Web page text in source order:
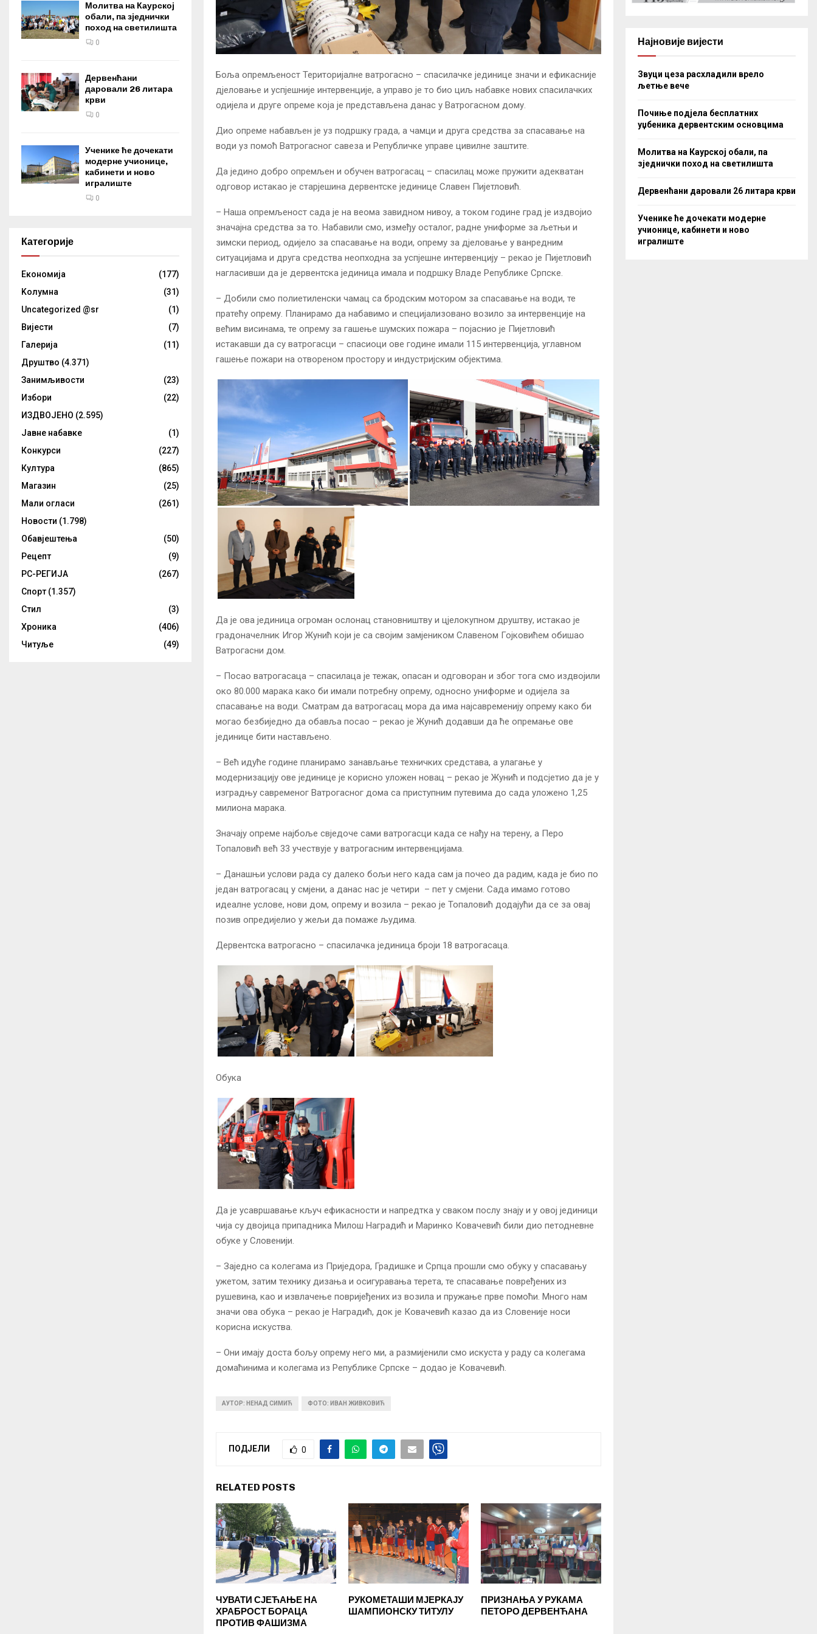
Боља опремљеност Територијалне ватрогасно – спасилачке јединице значи и ефикасније
дјеловање и успјешније интервенције, а управо је то био циљ набавке нових спасилачких
одијела и друге опреме која је представљена данас у Ватрогасном дому.
Дио опреме набављен је уз подршку града, а чамци и друга средства за спасавање на
води уз помоћ Ватрогасног савеза и Републичке управе цивилне заштите.
Да једино добро опремљен и обучен ватрогасац – спасилац може пружити адекватан
одговор истакао је старјешина дервентске јединице Славен Пијетловић.
– Наша опремљеност сада је на веома завидном нивоу, а током године град је издвојио
значајна средства за то. Набавили смо, између осталог, радне униформе за љетњи и
зимски период, одијело за спасавање на води, опрему за дјеловање у ванредним
ситуацијама и друга средства неопходна за успјешне интервенцију – рекао је Пијетловић
нагласивши да је дервентска јединица имала и подршку Владе Републике Српске.
– Добили смо полиетиленски чамац са бродским мотором за спасавање на води, те
пратећу опрему. Планирамо да набавимо и специјализовано возило за интервенције на
већим висинама, те опрему за гашење шумских пожара – појаснио је Пијетловић
истакавши да су ватрогасци – спасиоци ове године имали 115 интервенција, углавном
гашење пожари на отвореном простору и индустријским објектима.
Да је ова јединица огроман ослонац становништву и цјелокупном друштву, истакао је
градоначелник Игор Жунић који је са својим замјеником Славеном Гојковићем обишао
Ватрогасни дом.
– Посао ватрогасаца – спасилаца је тежак, опасан и одговоран и због тога смо издвојили
око 80.000 марака како би имали потребну опрему, односно униформе и одијела за
спасавање на води. Сматрам да ватрогасац мора да има најсавременију опрему како би
могао безбиједно да обавља посао – рекао је Жунић додавши да ће опремање ове
јединице бити настављено.
– Већ идуће године планирамо занављање техничких средстава, а улагање у
модернизацију ове јединице је корисно уложен новац – рекао је Жунић и подсјетио да је у
изградњу савременог Ватрогасног дома са приступним путевима до сада уложено 1,25
милиона марака.
Значају опреме најбоље свједоче сами ватрогасци када се нађу на терену, а Перо
Топаловић већ 33 учествује у ватрогасним интервенцијама.
– Данашњи услови рада су далеко бољи него када сам ја почео да радим, када је био по
један ватрогасац у смјени, а данас нас је четири – пет у смјени. Сада имамо готово
идеалне услове, нови дом, опрему и возила – рекао је Топаловић додајући да се за овај
позив опредијелио у жељи да помаже људима.
Дервентска ватрогасно – спасилачка јединица броји 18 ватрогасаца.
Обука
Да је усавршавање кључ ефикасности и напредтка у сваком послу знају и у овој јединици
чија су двојица припадника Милош Наградић и Маринко Ковачевић били дио петодневне
обуке у Словенији.
– Заједно са колегама из Приједора, Градишке и Српца прошли смо обуку у спасавању
ужетом, затим технику дизања и осигуравања терета, те спасавање повређених из
рушевина, као и извлачење повријеђених из возила и пружање прве помоћи. Много нам
значи ова обука – рекао је Наградић, док је Ковачевић казао да из Словеније носи
корисна искуства.
– Они имају доста бољу опрему него ми, а размијенили смо искуста у раду са колегама
домаћинима и колегама из Републике Српске – додао је Ковачевић.
АУТОР: НЕНАД СИМИЋ ФОТО: ИВАН ЖИВКОВИЋ
ПОДЈЕЛИ 0
RELATED POSTS
ЧУВАТИ СЈЕЋАЊЕ НА
ХРАБРОСТ БОРАЦА
ПРОТИВ ФАШИЗМА
РУКОМЕТАШИ МЈЕРКАЈУ
ШАМПИОНСКУ ТИТУЛУ
ПРИЗНАЊА У РУКАМА
ПЕТОРО ДЕРВЕНЋАНА
Молитва на Каурској
обали, па зједнички
поход на светилишта
0
Дервенћани
даровали 26 литара
крви
0
Ученике ће дочекати
модерне учионице,
кабинети и ново
игралиште
0
Категорије
Eкономија
(177)
Kолумнa
(31)
Uncategorized @sr
(1)
Вијести
(7)
Галерија
(11)
Друштво (4.371)
Занимљивости
(23)
Избори
(22)
ИЗДВОЈЕНО (2.595)
Јавне набавке
(1)
Конкурси
(227)
Култура
(865)
Магазин
(25)
Мали огласи
(261)
Новости (1.798)
Обавјештења
(50)
Рецепт
(9)
РС-РЕГИЈА
(267)
Спорт (1.357)
Стил
(3)
Хроника
(406)
Читуље
(49)
Најновије вијести
Звуци цеза расхладили врело
љетње вече
Почиње подјела бесплатних
уџбеника дервентским основцима
Молитва на Каурској обали, па
зједнички поход на светилишта
Дервенћани даровали 26 литара крви
Ученике ће дочекати модерне
учионице, кабинети и ново
игралиште